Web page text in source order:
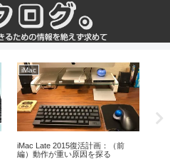
iMac
iMac Late 2015復活計画：（前
編）動作が重い原因を探る